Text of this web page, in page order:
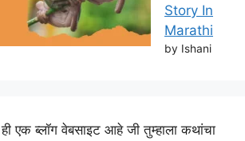
Story In
Marathi
by Ishani
ही एक ब्लॉग वेबसाइट आहे जी तुम्हाला कथांचा